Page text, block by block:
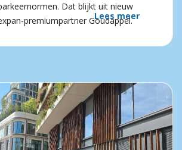
Dat blijkt uit nieuw
premiumpartner Goudappel.
Lees meer